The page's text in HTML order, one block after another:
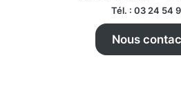
Tél. : 03 24 54
Nous